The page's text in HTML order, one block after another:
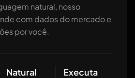
natural, nosso
com dados do mercado e
por você.
Natural Executa